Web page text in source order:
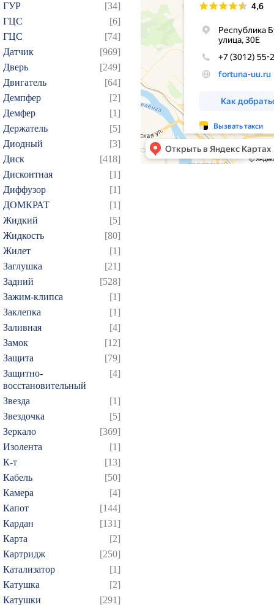
ГУР
[34]
ГЦC
[6]
ГЦС
[74]
Датчик
[969]
Дверь
[249]
Двигатель
[64]
Демпфер
[2]
Демфер
[1]
Держатель
[5]
Диодный
[3]
Диск
[418]
Дисконтная
[1]
Диффузор
[1]
ДОМКРАТ
[1]
Жидкий
[5]
Жидкость
[80]
Жилет
[1]
Заглушка
[21]
Задний
[528]
Зажим-клипса
[1]
Заклепка
[1]
Заливная
[4]
Замок
[12]
Защита
[79]
Защитно-
восстановительный
[4]
Звезда
[1]
Звездочка
[5]
Зеркало
[369]
Изолента
[1]
К-т
[13]
Кабель
[50]
Камера
[4]
Капот
[144]
Кардан
[131]
Карта
[2]
Картридж
[250]
Катализатор
[1]
Катушка
[2]
Катушки
[291]